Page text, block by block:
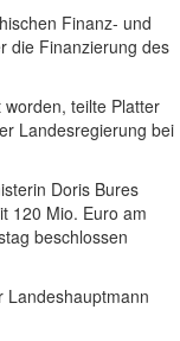
Finanz- und
die Finanzierung des
teilte Platter
Landesregierung bei
Doris Bures
120 Mio. Euro am
beschlossen
Landeshauptmann